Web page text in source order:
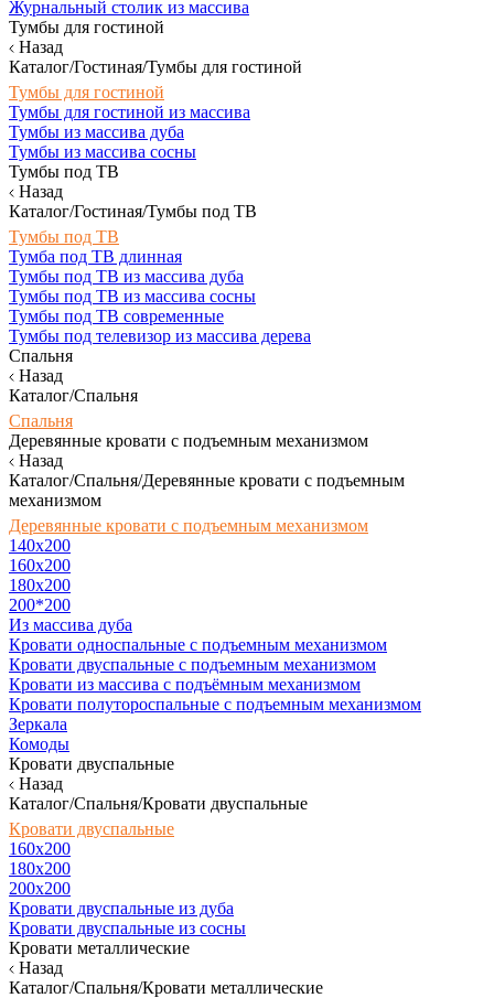
Журнальный столик из массива
Тумбы для гостиной
Назад
Каталог/Гостиная/Тумбы для гостиной
Тумбы для гостиной
Тумбы для гостиной из массива
Тумбы из массива дуба
Тумбы из массива сосны
Тумбы под ТВ
Назад
Каталог/Гостиная/Тумбы под ТВ
Тумбы под ТВ
Тумба под ТВ длинная
Тумбы под ТВ из массива дуба
Тумбы под ТВ из массива сосны
Тумбы под ТВ современные
Тумбы под телевизор из массива дерева
Спальня
Назад
Каталог/Спальня
Спальня
Деревянные кровати с подъемным механизмом
Назад
Каталог/Спальня/Деревянные кровати с подъемным
механизмом
Деревянные кровати с подъемным механизмом
140x200
160х200
180х200
200*200
Из массива дуба
Кровати односпальные с подъемным механизмом
Кровати двуспальные с подъемным механизмом
Кровати из массива с подъёмным механизмом
Кровати полутороспальные с подъемным механизмом
Зеркала
Комоды
Кровати двуспальные
Назад
Каталог/Спальня/Кровати двуспальные
Кровати двуспальные
160х200
180x200
200x200
Кровати двуспальные из дуба
Кровати двуспальные из сосны
Кровати металлические
Назад
Каталог/Спальня/Кровати металлические